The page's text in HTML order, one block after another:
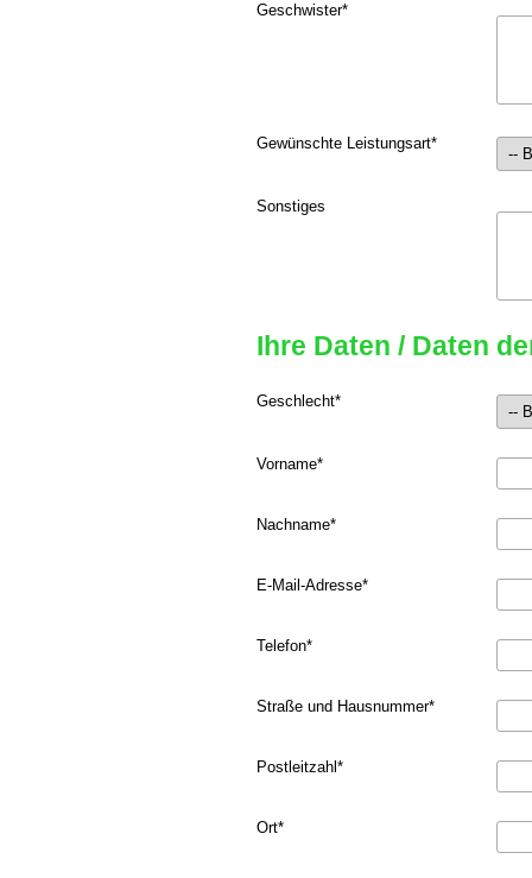
Geschwister*
Gewünschte Leistungsart*
Sonstiges
Ihre Daten / Daten
Geschlecht*
Vorname*
Nachname*
E-Mail-Adresse*
Telefon*
Straße und Hausnummer*
Postleitzahl *
Ort*